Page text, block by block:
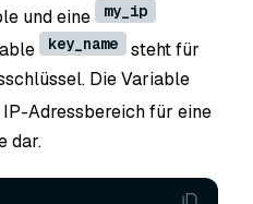
und eine my_ip
key_name
steht für
Die Variable
Adressbereich für eine
dar.